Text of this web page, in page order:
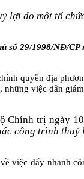
lợi do một tổ
số 29/1998/NĐ/CP
quyền địa
những việc dân
Chính trị ngày
công trình thuỷ
việc đẩy nhanh